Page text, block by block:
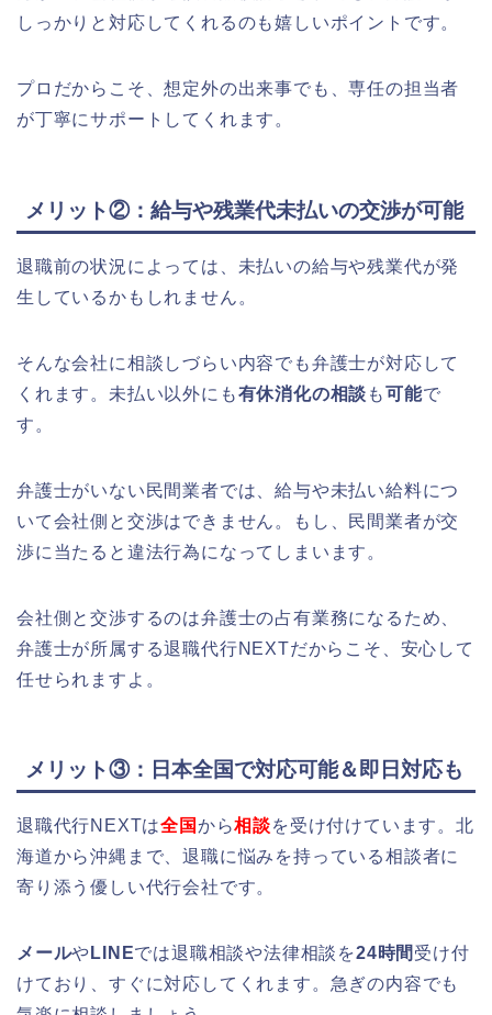
しっかりと対応してくれるのも嬉しいポイントです。
プロだからこそ、想定外の出来事でも、専任の担当者
が丁寧にサポートしてくれます。
メリット②：給与や残業代未払いの交渉が可能
退職前の状況によっては、未払いの給与や残業代が発
生しているかもしれません。
そんな会社に相談しづらい内容でも弁護士が対応して
くれます。未払い以外にも有休消化の相談 も可能で
す。
弁護士がいない民間業者では、給与や未払い給料につ
いて会社側と交渉はできません。もし、民間業者が交
渉に当たると違法行為になってしまいます。
会社側と交渉するのは弁護士の占有業務になるため、
弁護士が所属する退職代行NEXTだからこそ、安心して
任せられますよ。
メリット③：日本全国で対応可能＆即日対応も
退職代行NEXTは全国から相談を受け付けています。北
海道から沖縄まで、退職に悩みを持っている相談者に
寄り添う優しい代行会社です。
メールや LINEでは退職相談や法律相談を24時間 受け付
けており、すぐに対応してくれます。急ぎの内容でも